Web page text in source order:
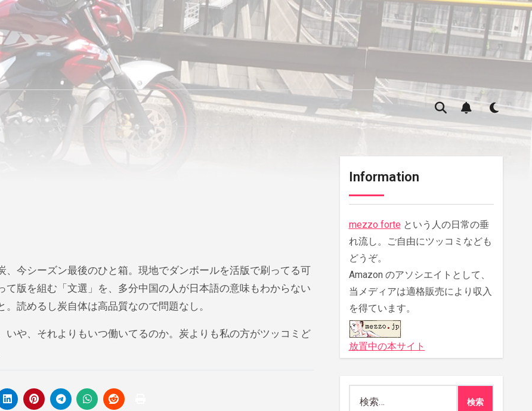
今シーズン最後のひと箱。現地でダンボールを活版で刷ってる可
て版を組む「文選」を、多分中国の人が日本語の意味もわからない
読めるし炭自体は高品質なので問題なし。
や、それよりもいつ働いてるのか。炭よりも私の方がツッコミど
Information
mezzo forte という人の日常の垂
れ流し。ご自由にツッコミなども
どうぞ。
Amazon のアソシエイトとして、
当メディアは適格販売により収入
を得ています。
放置中の本サイト